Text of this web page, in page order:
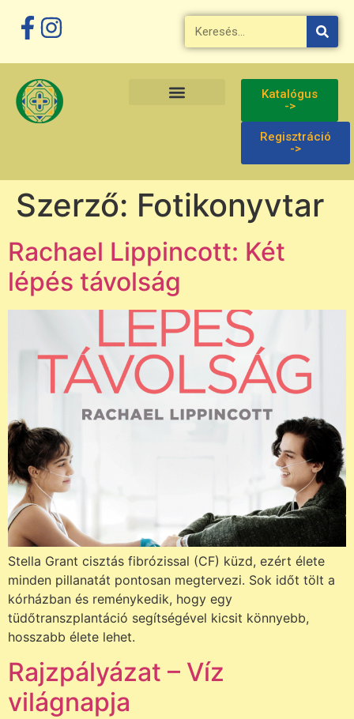
Katalógus
->
Regisztráció
->
Szerző: Fotikonyvtar
Rachael Lippincott: Két
lépés távolság
Stella Grant cisztás fibrózissal (CF) küzd, ezért élete
minden pillanatát pontosan megtervezi. Sok időt tölt a
kórházban és reménykedik, hogy egy
tüdőtranszplantáció segítségével kicsit könnyebb,
hosszabb élete lehet.
Rajzpályázat – Víz
világnapja